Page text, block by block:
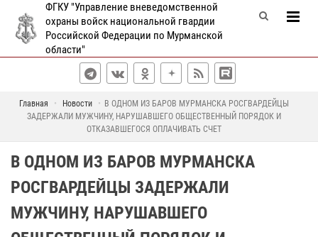
ФГКУ "Управление вневедомственной
охраны войск национальной гвардии
Российской Федерации по Мурманской
области"
Главная Новости
В ОДНОМ ИЗ БАРОВ МУРМАНСКА РОСГВАРДЕЙЦЫ
ЗАДЕРЖАЛИ МУЖЧИНУ, НАРУШАВШЕГО ОБЩЕСТВЕННЫЙ ПОРЯДОК И
ОТКАЗАВШЕГОСЯ ОПЛАЧИВАТЬ СЧЕТ
В ОДНОМ ИЗ БАРОВ МУРМАНСКА
РОСГВАРДЕЙЦЫ ЗАДЕРЖАЛИ
МУЖЧИНУ, НАРУШАВШЕГО